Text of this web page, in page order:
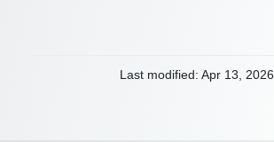
Last modified: Apr 13, 2026.